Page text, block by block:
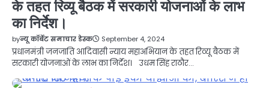
के तहत रिव्यू बैठक में सरकारी योजनाओं के लाभ
का निर्देश।
byन्यू कॉर्बेट समाचार डेस्क September 4, 2024
प्रधानमंत्री जनजाति आदिवासी न्याय महाअभियान के तहत रिव्यू बैठक में
सरकारी योजनाओं के लाभ का निर्देश। उधम सिंह राठौर…